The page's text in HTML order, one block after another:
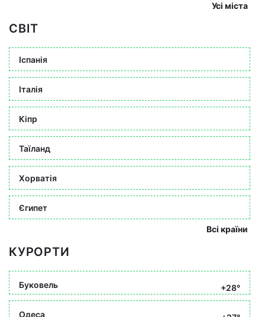
Усі міста
СВІТ
Іспанія
Італія
Кіпр
Таїланд
Хорватія
Єгипет
Всі країни
КУРОРТИ
Буковель +28°
Одеса